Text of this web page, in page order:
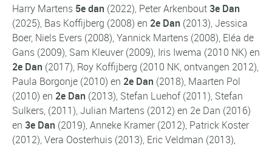
Harry Martens 5e dan (2022), Peter Arkenbout 3e Dan
(2025), Bas Koffijberg (2008) en 2e Dan (2013), Jessica
Boer, Niels Evers (2008), Yannick Martens (2008), Eléa de
Gans (2009), Sam Kleuver (2009), Iris Iwema (2010 NK) en
2e Dan (2017), Roy Koffijberg (2010 NK, ontvangen 2012),
Paula Borgonje (2010) en 2e Dan (2018), Maarten Pol
(2010) en 2e Dan (2013), Stefan Luehof (2011), Stefan
Sulkers, (2011), Julian Martens (2012) en 2e Dan (2016)
en 3e Dan (2019), Anneke Kramer (2012), Patrick Koster
(2012), Vera Oosterhuis (2013), Eric Veldman (2013),